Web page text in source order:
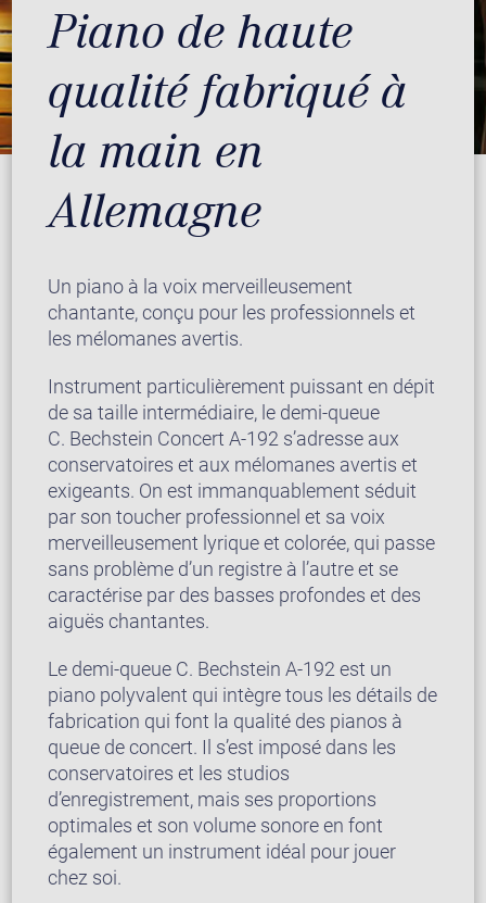
Piano de haute
qualité fabriqué à
la main en
Allemagne
Un piano à la voix merveilleusement
chantante, conçu pour les professionnels et
les mélomanes avertis.
Instrument particulièrement puissant en dépit
de sa taille intermédiaire, le demi-queue
C. Bechstein Concert A-192 s’adresse aux
conservatoires et aux mélomanes avertis et
exigeants. On est immanquablement séduit
par son toucher professionnel et sa voix
merveilleusement lyrique et colorée, qui passe
sans problème d’un registre à l’autre et se
caractérise par des basses profondes et des
aiguës chantantes.
Le demi-queue C. Bechstein A-192 est un
piano polyvalent qui intègre tous les détails de
fabrication qui font la qualité des pianos à
queue de concert. Il s’est imposé dans les
conservatoires et les studios
d’enregistrement, mais ses proportions
optimales et son volume sonore en font
également un instrument idéal pour jouer
chez soi.